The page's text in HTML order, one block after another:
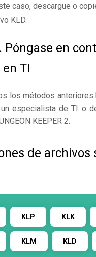
caso, descargue o
KLD.
Póngase en
TI
los métodos anteriores
especialista de TI o
KEEPER 2.
de archivos
KLP KLK
KLM KLD